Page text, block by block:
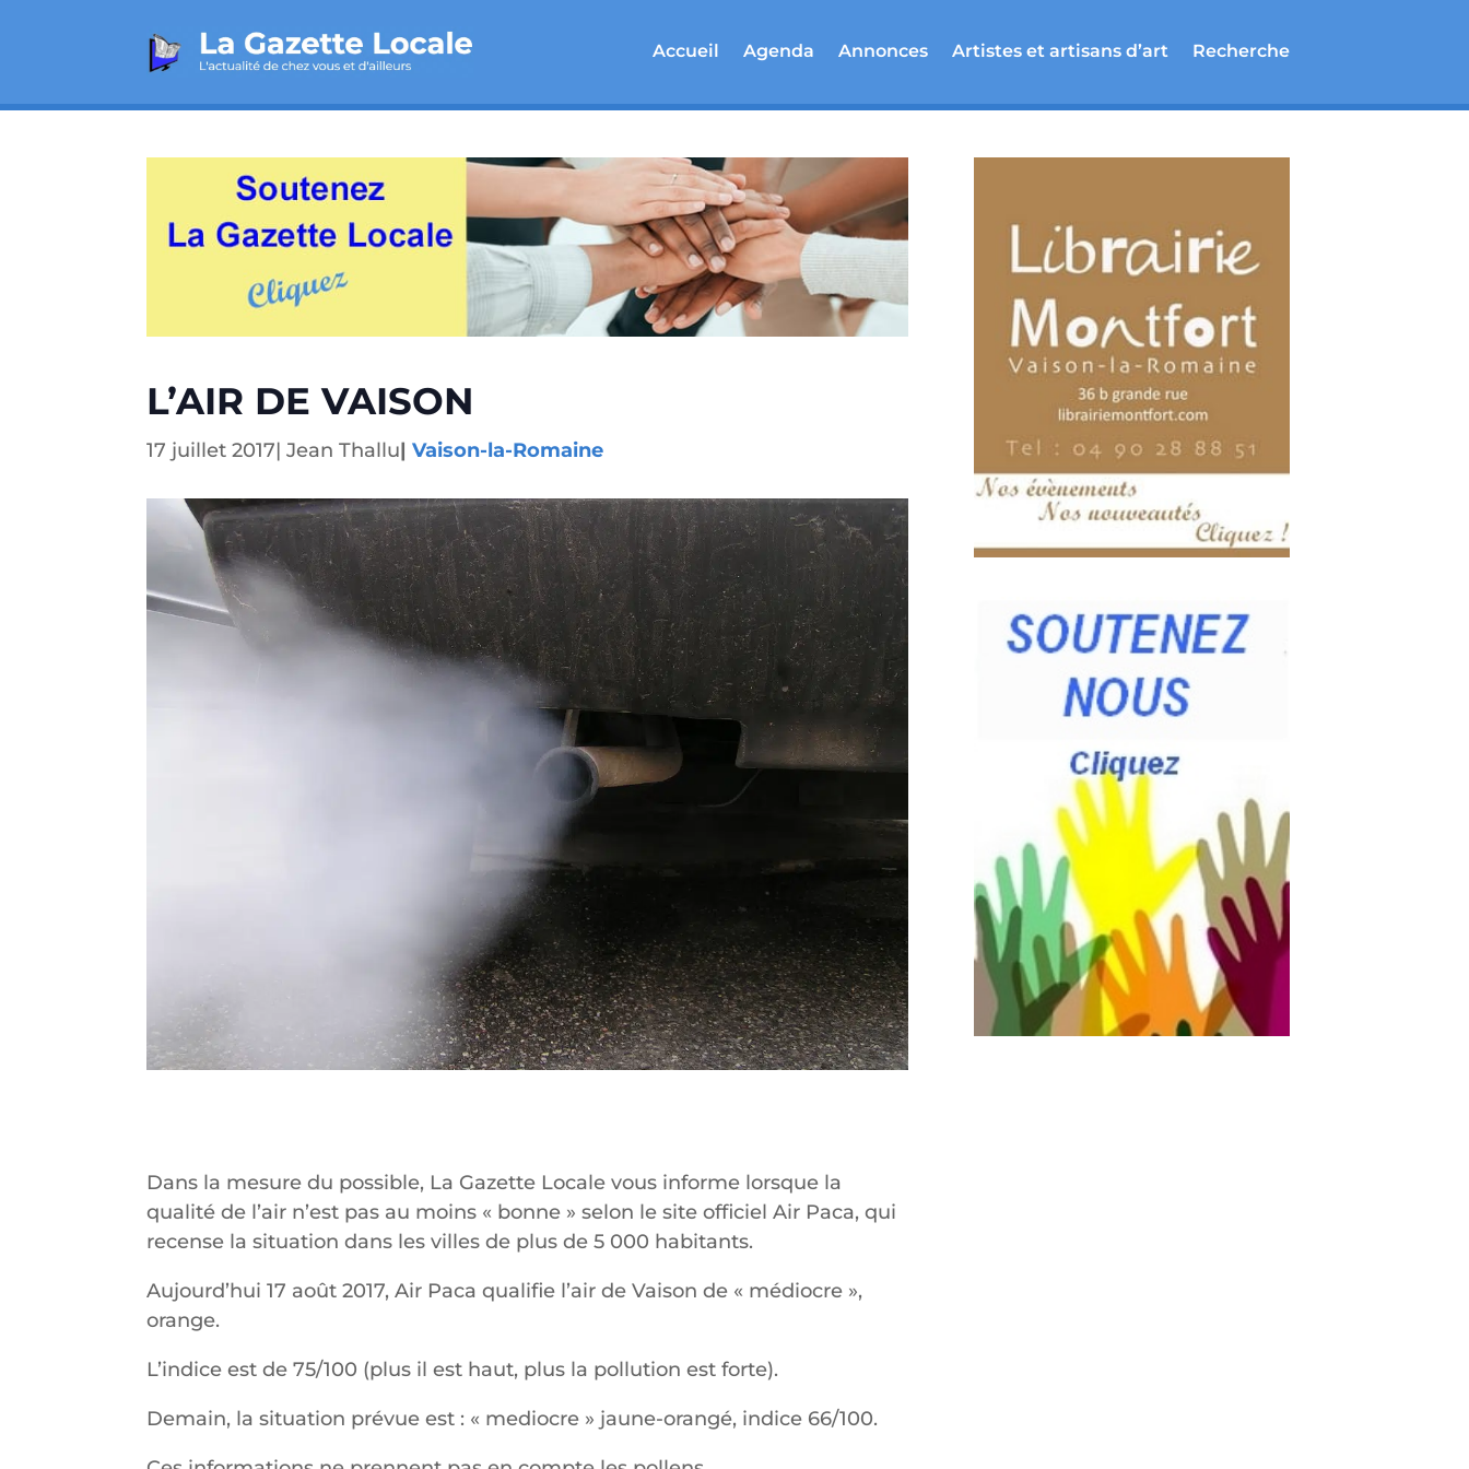
Accueil Agenda Annonces Artistes et artisans d’art Recherche
L’AIR DE VAISON
17 juillet 2017|Jean Thallu|Vaison-la-Romaine
Dans la mesure du possible, La Gazette Locale vous informe lorsque la
qualité de l’air n’est pas au moins « bonne » selon le site officiel Air Paca, qui
recense la situation dans les villes de plus de 5 000 habitants.
Aujourd’hui 17 août 2017, Air Paca qualifie l’air de Vaison de « médiocre »,
orange.
L’indice est de 75/100 (plus il est haut, plus la pollution est forte).
Demain, la situation prévue est : « mediocre » jaune-orangé, indice 66/100.